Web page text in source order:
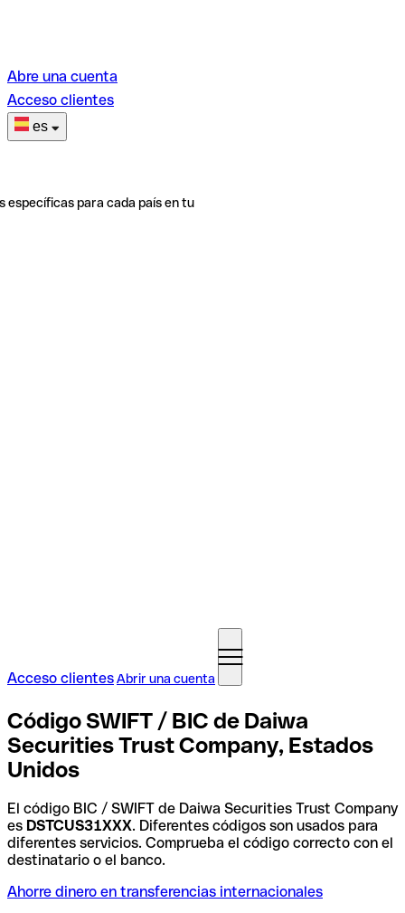
Abre una cuenta
Acceso clientes
es
específicas para cada país en tu
Acceso clientesAbrir una cuenta
Código SWIFT / BIC de Daiwa
Securities Trust Company, Estados
Unidos
El código BIC / SWIFT de Daiwa Securities Trust Company
es DSTCUS31XXX. Diferentes códigos son usados para
diferentes servicios. Comprueba el código correcto con el
destinatario o el banco.
Ahorre dinero en transferencias internacionales